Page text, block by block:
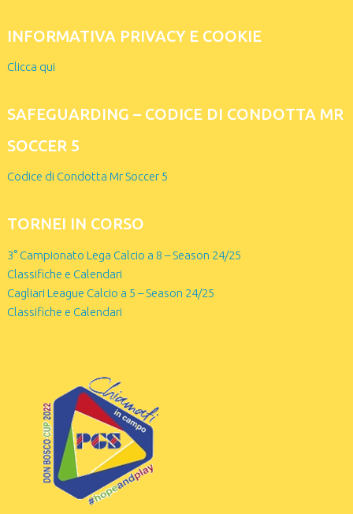
INFORMATIVA PRIVACY E COOKIE
Clicca qui
SAFEGUARDING – CODICE DI CONDOTTA MR
SOCCER 5
Codice di Condotta Mr Soccer 5
TORNEI IN CORSO
3° Campionato Lega Calcio a 8 – Season 24/25
Classifiche e Calendari
Cagliari League Calcio a 5 – Season 24/25
Classifiche e Calendari